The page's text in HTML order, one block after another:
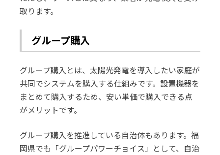
取ります。
グループ購入
グループ購入とは、太陽光発電を導入したい家庭が
共同でシステムを購入する仕組みです。設置機器を
まとめて購入するため、安い単価で購入できる点
がメリットです。
グループ購入を推進している自治体もあります。福
岡県でも「グループパワーチョイス」として、自治